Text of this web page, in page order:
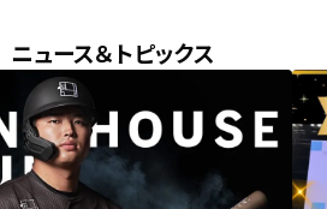
ニュース＆トピックス